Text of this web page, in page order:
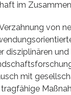
im
von
disziplinären und
mit